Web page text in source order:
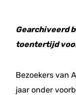
Gearchiveerd
toentertijd
Bezoekers van
jaar onder